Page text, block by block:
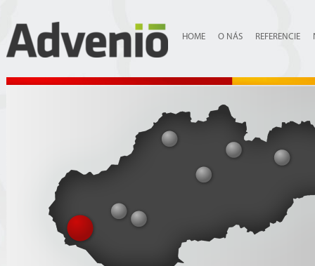
HOME O NÁS REFERENCIE